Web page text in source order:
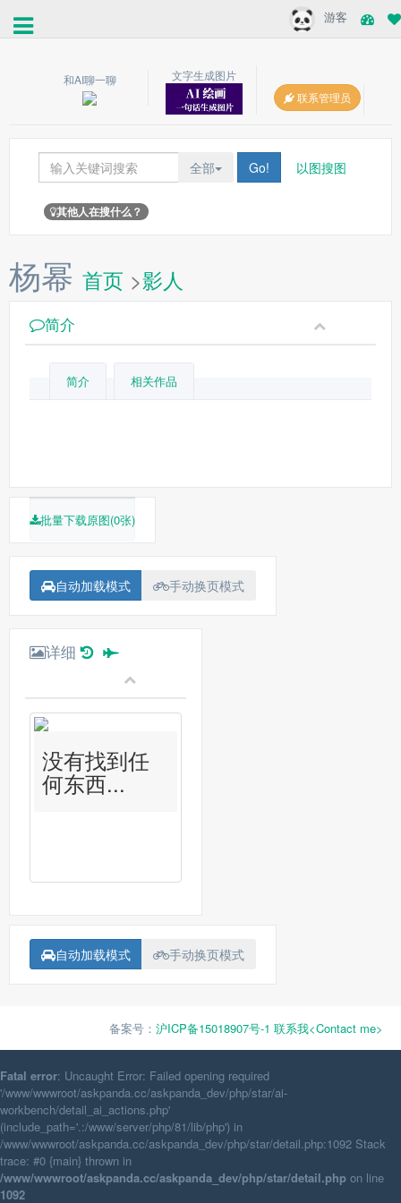
游客
和AI聊一聊
文字生成图片
联系管理员
全部 Go! 以图搜图
其他人在搜什么？
杨幂 首页 >影人
简介
简介 相关作品
批量下载原图(0张)
自动加载模式 手动换页模式
详细
没有找到任
何东西...
自动加载模式 手动换页模式
备案号： 沪ICP备15018907号-1 联系我<Contact me>
Fatal error: Uncaught Error: Failed opening required
'/www/wwwroot/askpanda.cc/askpanda_dev/php/star/ai-
workbench/detail_ai_actions.php'
(include_path='.:/www/server/php/81/lib/php') in
/www/wwwroot/askpanda.cc/askpanda_dev/php/star/detail.php:1092 Stack
trace: #0 {main} thrown in
/www/wwwroot/askpanda.cc/askpanda_dev/php/star/detail.php on line
1092